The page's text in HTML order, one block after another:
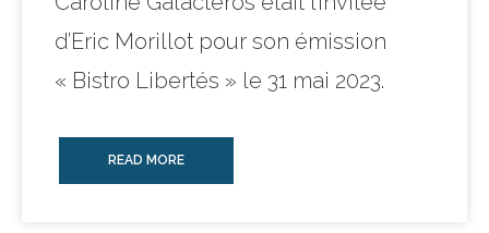
d’Eric Morillot pour son émission
« Bistro Libertés » le 31 mai 2023.
READ MORE